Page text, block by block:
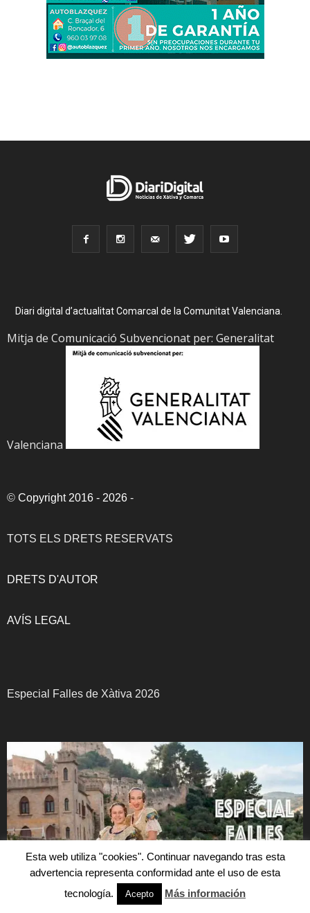
Diari digital d’actualitat Comarcal de la Comunitat Valenciana.
Mitja de Comunicació Subvencionat per: Generalitat
Valenciana
© Copyright 2016 - 2026 -
TOTS ELS DRETS RESERVATS
DRETS D'AUTOR
AVÍS LEGAL
Especial Falles de Xàtiva 2026
Esta web utiliza "cookies". Continuar navegando tras esta
advertencia representa conformidad ante el uso de esta
tecnología.
Acepto Más información